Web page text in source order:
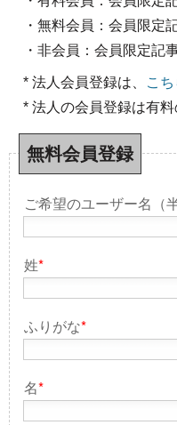
・無料会員：会員限定
・非会員：会員限定記
* 法人会員登録は、 こち
* 法人の会員登録は有料
無料会員登録
ご希望のユーザー名（
姓*
ふりがな*
名*